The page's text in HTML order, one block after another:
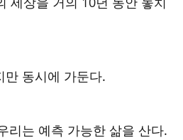
만 동시에 가둔다.
리는 예측 가능한 삶을 산다.